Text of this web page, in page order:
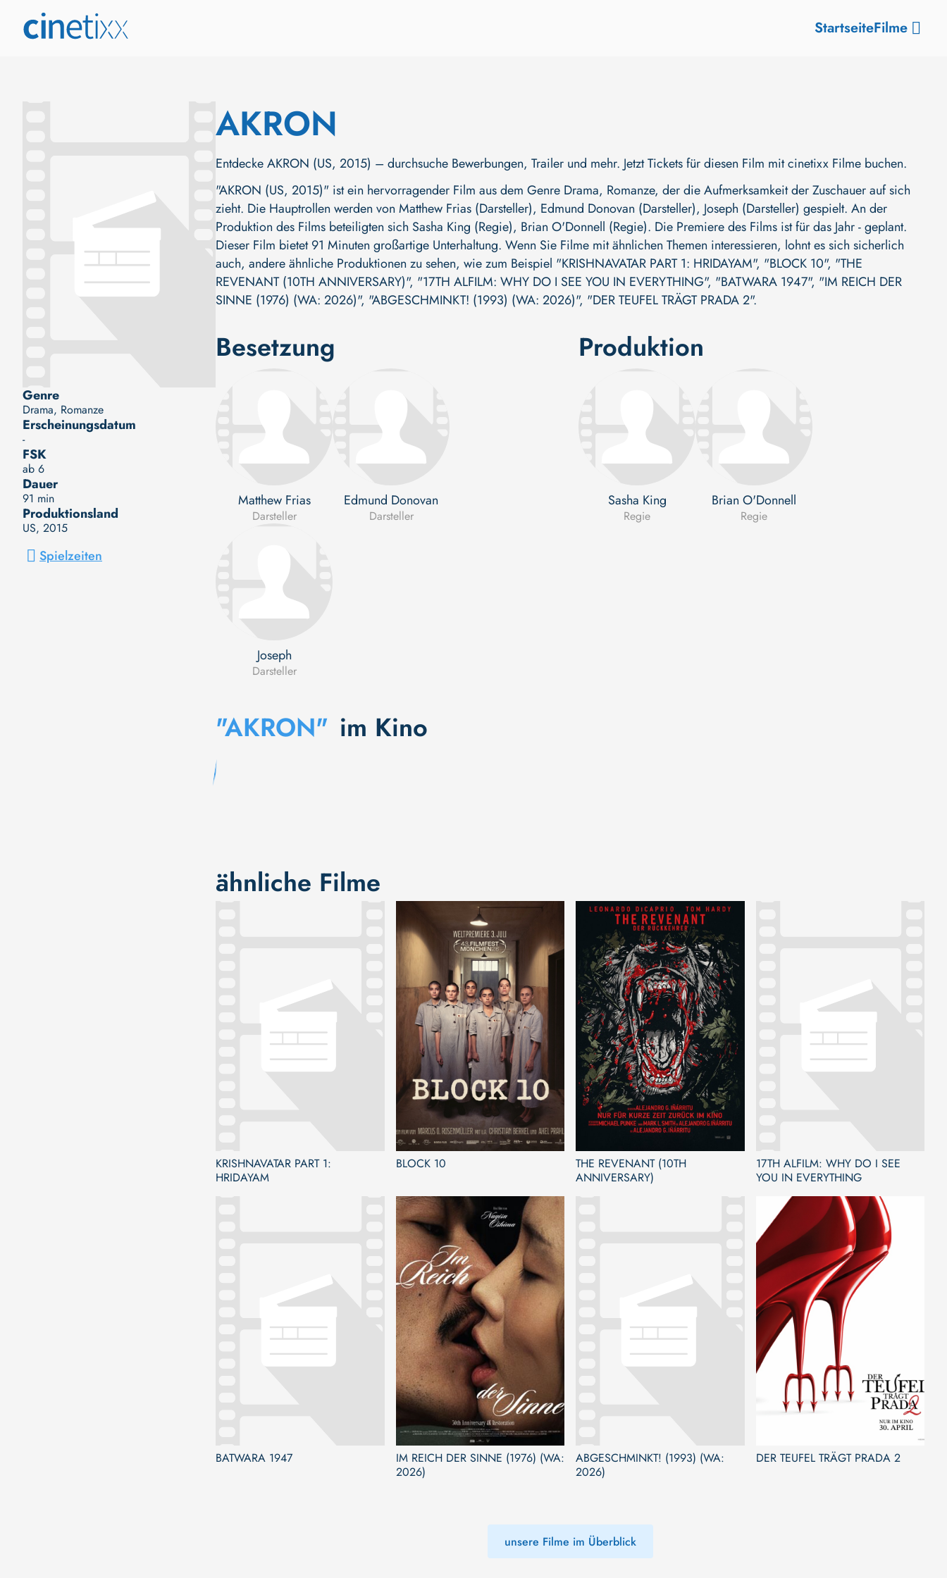
StartseiteFilme
Genre
Drama, Romanze
Erscheinungsdatum
-
FSK
ab 6
Dauer
91 min
Produktionsland
US, 2015
Spielzeiten
AKRON
Entdecke AKRON (US, 2015) – durchsuche Bewerbungen, Trailer und mehr. Jetzt Tickets für diesen Film mit cinetixx Filme buchen.
"AKRON (US, 2015)" ist ein hervorragender Film aus dem Genre Drama, Romanze, der die Aufmerksamkeit der Zuschauer auf sich
zieht. Die Hauptrollen werden von Matthew Frias (Darsteller), Edmund Donovan (Darsteller), Joseph (Darsteller) gespielt. An der
Produktion des Films beteiligten sich Sasha King (Regie), Brian O'Donnell (Regie). Die Premiere des Films ist für das Jahr - geplant.
Dieser Film bietet 91 Minuten großartige Unterhaltung. Wenn Sie Filme mit ähnlichen Themen interessieren, lohnt es sich sicherlich
auch, andere ähnliche Produktionen zu sehen, wie zum Beispiel "KRISHNAVATAR PART 1: HRIDAYAM", "BLOCK 10", "THE
REVENANT (10TH ANNIVERSARY)", "17TH ALFILM: WHY DO I SEE YOU IN EVERYTHING", "BATWARA 1947", "IM REICH DER
SINNE (1976) (WA: 2026)", "ABGESCHMINKT! (1993) (WA: 2026)", "DER TEUFEL TRÄGT PRADA 2".
Besetzung
Matthew Frias
Darsteller
Edmund Donovan
Darsteller
Joseph
Darsteller
Produktion
Sasha King
Regie
Brian O'Donnell
Regie
"AKRON" im Kino
ähnliche Filme
KRISHNAVATAR PART 1:
HRIDAYAM
BLOCK 10
THE REVENANT (10TH
ANNIVERSARY)
17TH ALFILM: WHY DO I SEE
YOU IN EVERYTHING
BATWARA 1947
IM REICH DER SINNE (1976) (WA:
2026)
ABGESCHMINKT! (1993) (WA:
2026)
DER TEUFEL TRÄGT PRADA 2
unsere Filme im Überblick